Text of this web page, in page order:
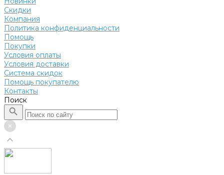
Скидки
Компания
Политика конфиденциальности
Помощь
Покупки
Условия оплаты
Условия доставки
Система скидок
Помощь покупателю
Контакты
Поиск